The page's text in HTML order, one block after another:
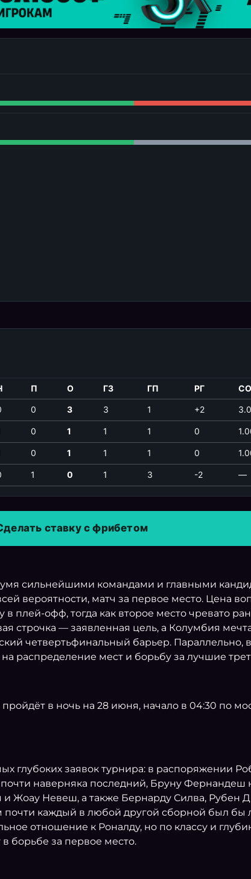
П О ГЗ ГП РГ
0 3 3 1 +2
0 1 1 1 0
0 1 1 1 0
1 0 1 3 -2 —
ставку с фрибетом
сильнейшими командами и главными
вероятности, матч за первое место. Цена
в плей-офф, тогда как второе место чревато
строчка — заявленная цель, а Колумбия
четвертьфинальный барьер. Параллельно,
распределение мест и борьбу за лучшие
в ночь на 28 июня, начало в 04:30 по
глубоких заявок турнира: в распоряжении
почти наверняка последний, Бруну
Жоау Невеш, а также Бернарду Силва, Рубен
почти каждый в любой другой сборной был бы
отношение к Роналду, но по классу и
борьбе за первое место.